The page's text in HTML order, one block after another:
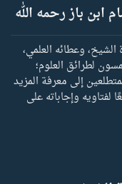
ابن باز رحمه الله
وعطائه العلمي،
لطرائق العلوم؛
إلى معرفة المزيد
وإجاباته على